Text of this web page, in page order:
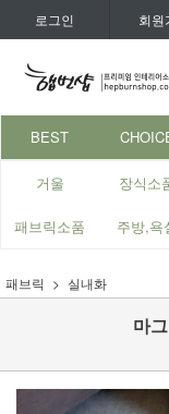
로그인 회원
BEST
거울 장식소
패브릭소품 주방,욕
패브릭 실내화
마